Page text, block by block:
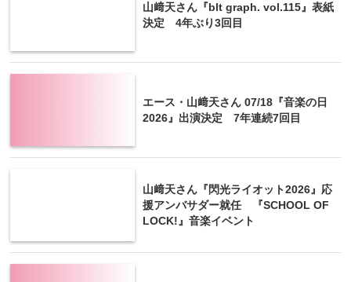
山﨑天さん『blt graph. vol.115』表紙
決定 4年ぶり3回目
エース・山﨑天さん 07/18『音楽の日
2026』出演決定 7年連続7回目
山﨑天さん『閃光ライオット2026』応
援アンバサダー就任 『SCHOOL OF
LOCK!』音楽イベント